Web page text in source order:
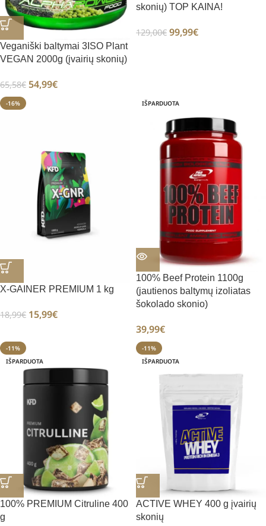
Veganiški baltymai 3ISO Plant
VEGAN 2000g (įvairių skonių)
65,58€ 54,99€
skonių) TOP KAINA!
129,00€ 99,99€
-16%
X-GAINER PREMIUM 1 kg
18,99€ 15,99€
IŠPARDUOTA
100% Beef Protein 1100g
(jautienos baltymų izoliatas
šokolado skonio)
39,99€
-11%
IŠPARDUOTA
100% PREMIUM Citruline 400
g
-11%
IŠPARDUOTA
ACTIVE WHEY 400 g įvairių
skonių